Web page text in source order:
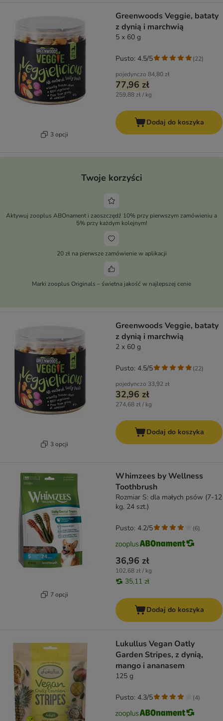
3 opcji
Greenwoods Veggie, bataty
z dynią i marchwią
5 x 60 g
pojedynczo 84,80 zł
77,96 zł
259,88 zł / kg
Pusto: 4.5/5 (22)
Dodaj do koszyka
Twoje korzyści
Aktywuj zooplus ABOnament i zaoszczędź 10% przy pierwszym zamówieniu a
5% przy każdym kolejnym!
20 zł na pierwsze zamówienie w aplikacji
Marki zooplus Originals – świetna jakość w najlepszej cenie
3 opcji
Greenwoods Veggie, bataty
z dynią i marchwią
2 x 60 g
pojedynczo 33,92 zł
32,96 zł
274,68 zł / kg
Pusto: 4.5/5 (22)
Dodaj do koszyka
7 opcji
Whimzees by Wellness
Toothbrush
Rozmiar S: dla małych psów (7-12
kg, 24 szt.)
36,96 zł
102,68 zł / kg
35,11 zł
Pusto: 4.2/5 (6)
Dodaj do koszyka
Lukullus Vegan Oatly
Garden Stripes, z dynią,
mango i ananasem
125 g
Pusto: 4.3/5 (4)